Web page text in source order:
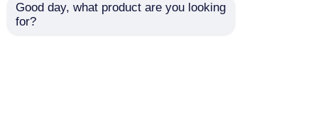
Good day, what product are you looking
for?